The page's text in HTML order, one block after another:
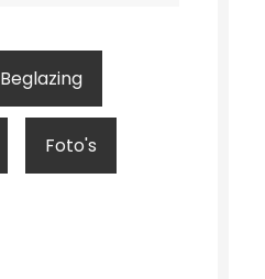
Beglazing
Foto's